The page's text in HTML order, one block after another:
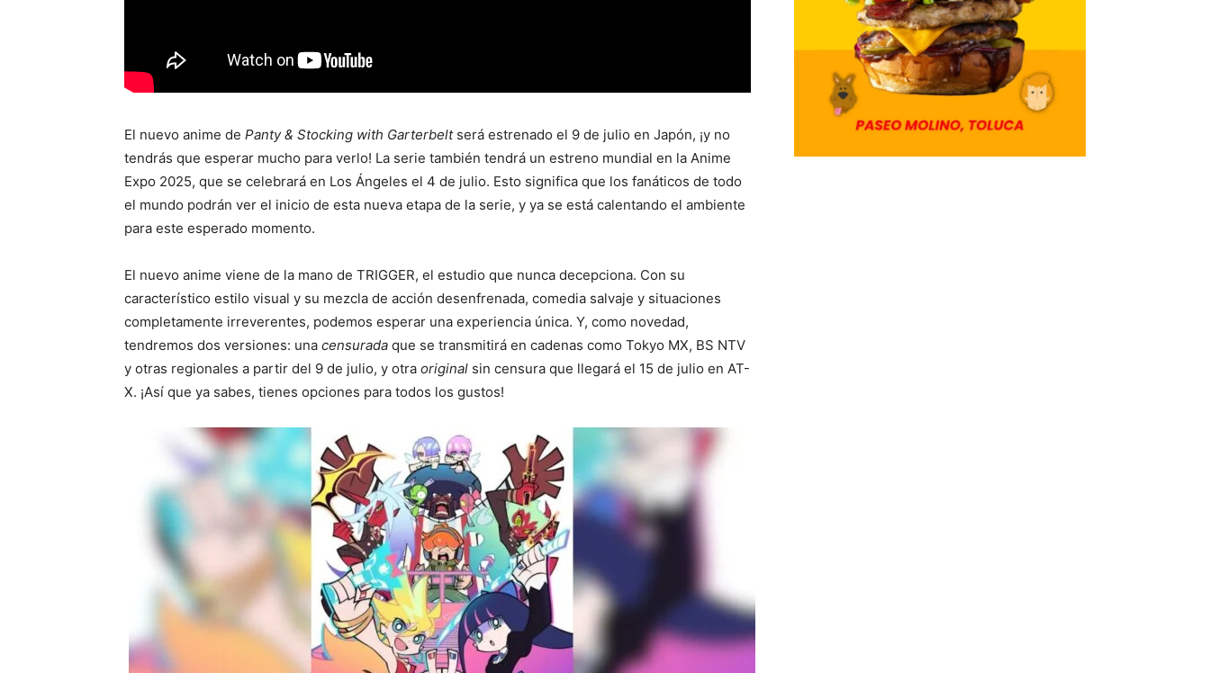
El nuevo anime de Panty & Stocking with Garterbeltserá estrenado el 9 de julio en Japón, ¡y no
tendrás que esperar mucho para verlo! La serie también tendrá un estreno mundial en la Anime
Expo 2025, que se celebrará en Los Ángeles el 4 de julio. Esto significa que los fanáticos de todo
el mundo podrán ver el inicio de esta nueva etapa de la serie, y ya se está calentando el ambiente
para este esperado momento.
El nuevo anime viene de la mano de TRIGGER, el estudio que nunca decepciona. Con su
característico estilo visual y su mezcla de acción desenfrenada, comedia salvaje y situaciones
completamente irreverentes, podemos esperar una experiencia única. Y, como novedad,
tendremos dos versiones: una censurada que se transmitirá en cadenas como Tokyo MX, BS NTV
y otras regionales a partir del 9 de julio, y otra original sin censura que llegará el 15 de julio en AT-
X. ¡Así que ya sabes, tienes opciones para todos los gustos!